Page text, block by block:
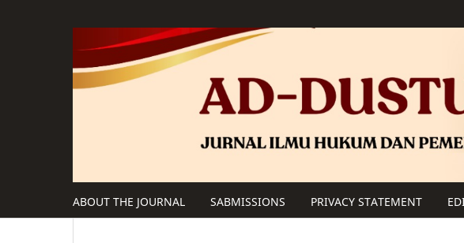
ABOUT THE JOURNAL SABMISSIONS PRIVACY STATEMENT